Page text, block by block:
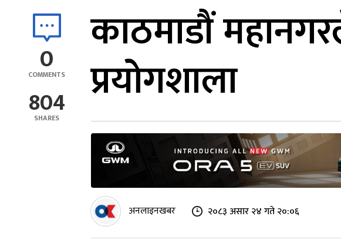
0
COMMENTS
804
SHARES
काठमाडौं
प्रयोगशाला
अनलाइनखबर २०८३ असार २४ गते २०:०६